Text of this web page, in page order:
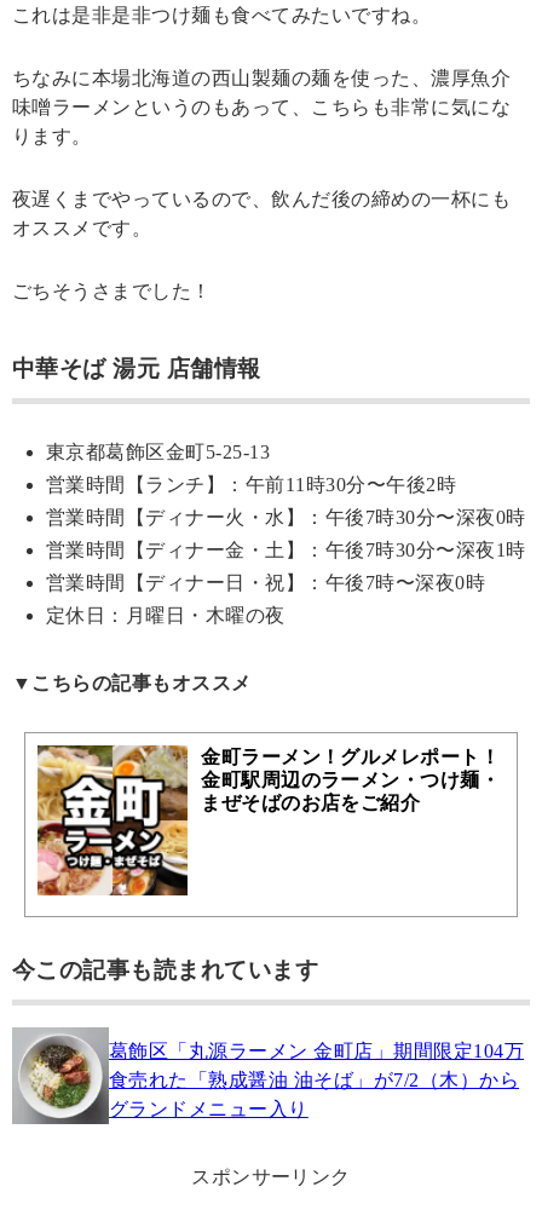
これは是非是非つけ麺も食べてみたいですね。
ちなみに本場北海道の西山製麺の麺を使った、濃厚魚介
味噌ラーメンというのもあって、こちらも非常に気にな
ります。
夜遅くまでやっているので、飲んだ後の締めの一杯にも
オススメです。
ごちそうさまでした！
中華そば 湯元 店舗情報
東京都葛飾区金町5-25-13
営業時間【ランチ】：午前11時30分〜午後2時
営業時間【ディナー火・水】：午後7時30分〜深夜0時
営業時間【ディナー金・土】：午後7時30分〜深夜1時
営業時間【ディナー日・祝】：午後7時〜深夜0時
定休日：月曜日・木曜の夜
▼こちらの記事もオススメ
金町ラーメン！グルメレポート！
金町駅周辺のラーメン・つけ麺・
まぜそばのお店をご紹介
今この記事も読まれています
葛飾区「丸源ラーメン 金町店」期間限定104万
食売れた「熟成醤油 油そば」が7/2（木）から
グランドメニュー入り
スポンサーリンク